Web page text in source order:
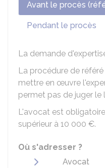
Avant le procès
Pendant le procès
La demande
La procédure de
mettre en œuvre
permet pas de juger le
L'avocat est
supérieur à 10 000 €.
Où s'adresser ?
Avocat